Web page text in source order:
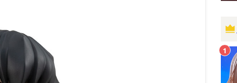
1